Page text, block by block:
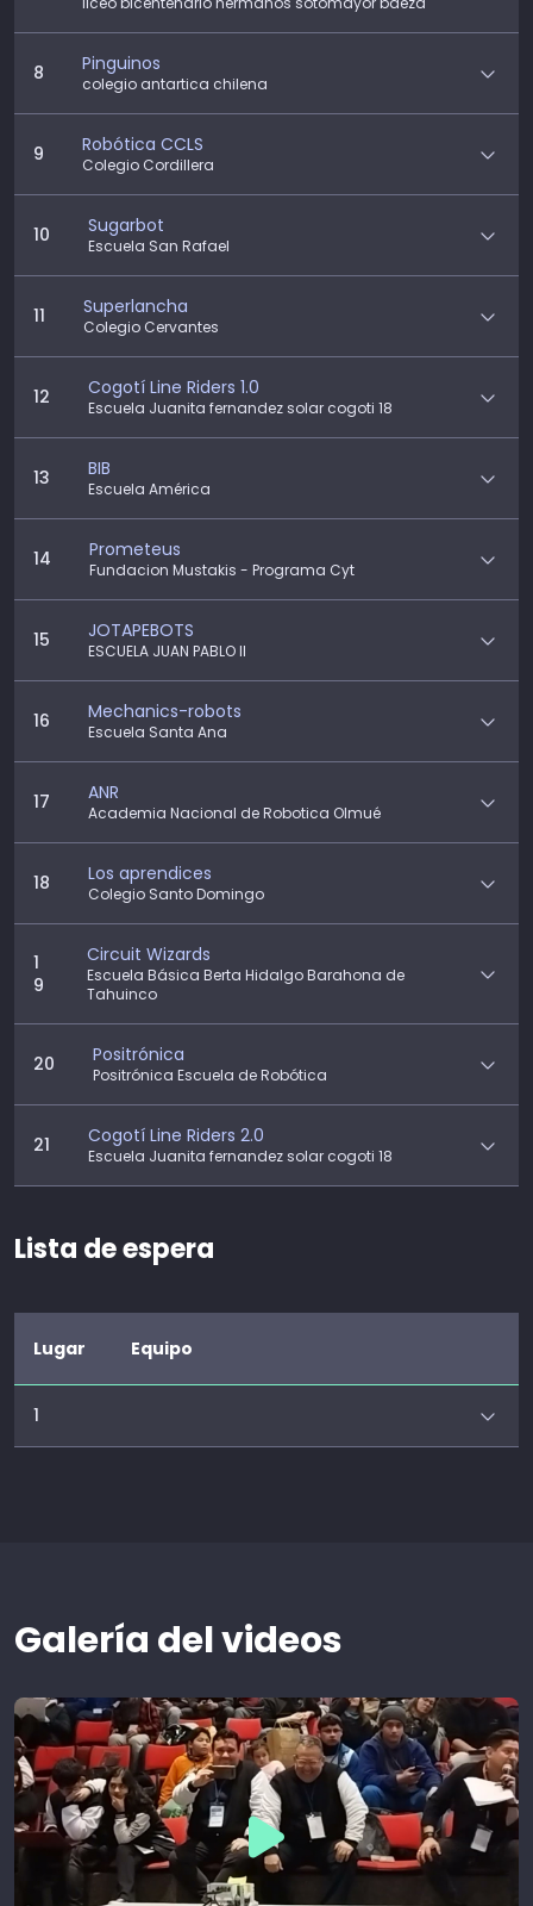
8 Pinguinos
colegio antartica chilena
9 Robótica CCLS
Colegio Cordillera
10 Sugarbot
Escuela San Rafael
11 Superlancha
Colegio Cervantes
12 Cogotí Line Riders 1.0
Escuela Juanita fernandez solar cogoti 18
13 BIB
Escuela América
14 Prometeus
Fundacion Mustakis - Programa Cyt
15 JOTAPEBOTS
ESCUELA JUAN PABLO II
16 Mechanics-robots
Escuela Santa Ana
17 ANR
Academia Nacional de Robotica Olmué
18 Los aprendices
Colegio Santo Domingo
1
9
Circuit Wizards
Escuela Básica Berta Hidalgo Barahona de
Tahuinco
20 Positrónica
Positrónica Escuela de Robótica
21 Cogotí Line Riders 2.0
Escuela Juanita fernandez solar cogoti 18
Lista de espera
Lugar Equipo
1
Galería del videos